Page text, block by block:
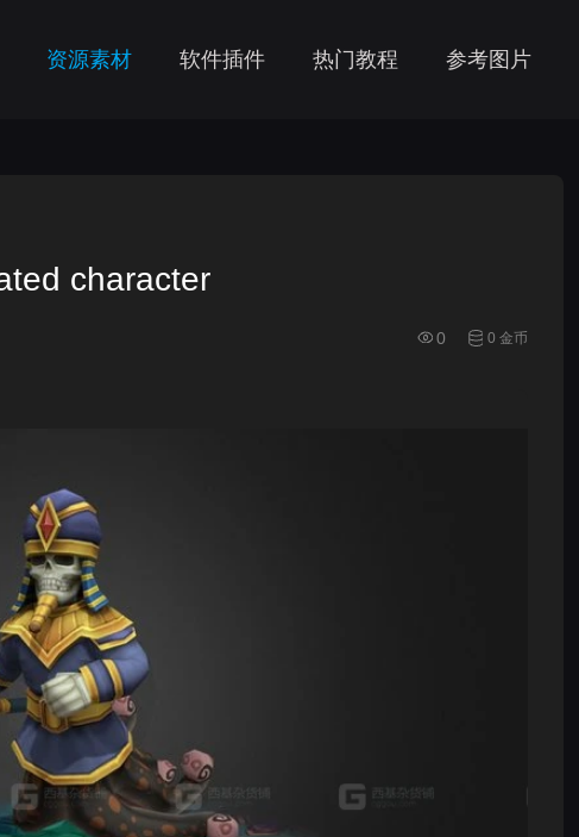
资源素材 软件插件 热门教程 参考图片
character
0 0 金币